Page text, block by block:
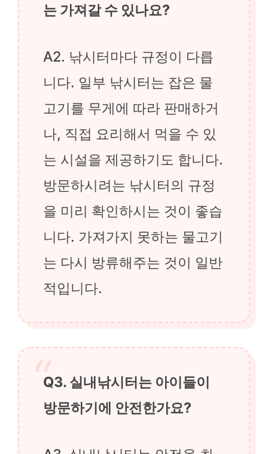
는 가져갈 수 있나요?
A2. 낚시터마다 규정이 다릅
니다. 일부 낚시터는 잡은 물
고기를 무게에 따라 판매하거
나, 직접 요리해서 먹을 수 있
는 시설을 제공하기도 합니다.
방문하시려는 낚시터의 규정
을 미리 확인하시는 것이 좋습
니다. 가져가지 못하는 물고기
는 다시 방류해주는 것이 일반
적입니다.
Q3. 실내낚시터는 아이들이
방문하기에 안전한가요?